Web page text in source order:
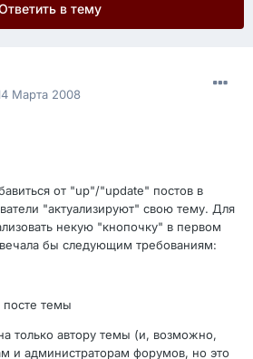
в тему
Марта 2008
от "up"/"update" постов в
"актуализируют" свою тему. Для
некую "кнопочку" в первом
бы следующим требованиям:
посте темы
только автору темы (и, возможно,
и администраторам форумов, но это